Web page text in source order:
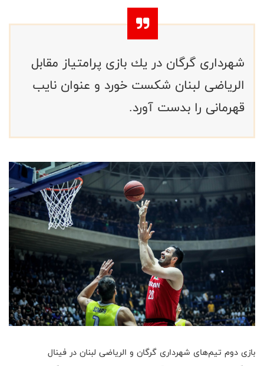
شهردارى گرگان در يك بازى پرامتياز مقابل
الرياضى لبنان شكست خورد و عنوان نایب
قهرمانی را بدست آورد.
بازی دوم تیم‌های شهرداری گرگان و الریاضی لبنان در فینال